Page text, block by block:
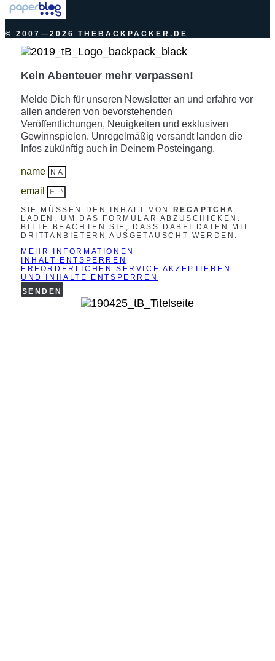
© 2007—2026 THEBACKPACKER.DE
Kein Abenteuer mehr verpassen!
Melde Dich für unseren Newsletter an und erfahre vor
allen anderen von bevorstehenden
Veröffentlichungen, Neuigkeiten und exklusiven
Gewinnspielen. Unregelmäßig versandt landen die
Infos zukünftig auch in Deinem Posteingang.
name
email
SIE MÜSSEN DEN INHALT VON RECAPTCHA
LADEN, UM DAS FORMULAR ABZUSCHICKEN.
BITTE BEACHTEN SIE, DASS DABEI DATEN MIT
DRITTANBIETERN AUSGETAUSCHT WERDEN.
MEHR INFORMATIONEN
INHALT ENTSPERREN
ERFORDERLICHEN SERVICE AKZEPTIEREN
UND INHALTE ENTSPERREN
SENDEN